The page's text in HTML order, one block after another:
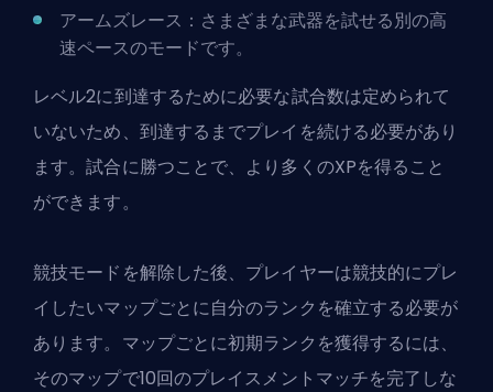
アームズレース：さまざまな武器を試せる別の高
速ペースのモードです。
レベル2に到達するために必要な試合数は定められて
いないため、到達するまでプレイを続ける必要があり
ます。試合に勝つことで、より多くのXPを得ること
ができます。
競技モードを解除した後、プレイヤーは競技的にプレ
イしたいマップごとに自分のランクを確立する必要が
あります。マップごとに初期ランクを獲得するには、
そのマップで10回のプレイスメントマッチを完了しな